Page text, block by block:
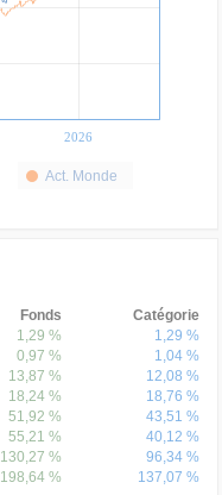
2026
Act. Monde
Fonds
Catégorie
1,29 %
1,29 %
0,97 %
1,04 %
13,87 %
12,08 %
18,24 %
18,76 %
51,92 %
43,51 %
55,21 %
40,12 %
130,27 %
96,34 %
198,64 %
137,07 %